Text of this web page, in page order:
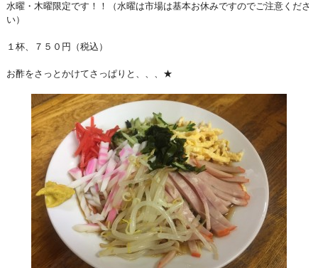
水曜・木曜限定です！！（水曜は市場は基本お休みですのでご注意くださ
い）
１杯、７５０円（税込）
お酢をさっとかけてさっぱりと、、、★